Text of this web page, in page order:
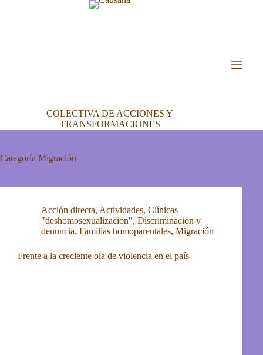
COLECTIVA DE ACCIONES Y
TRANSFORMACIONES
Categoría Migración
Acción directa, Actividades, Clínicas
"deshomosexualización", Discriminación y
denuncia, Familias homoparentales, Migración
Frente a la creciente ola de violencia en el país